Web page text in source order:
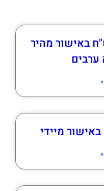
עד 20,000 ש"ח באישור מהיר
ערבים